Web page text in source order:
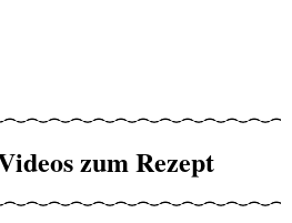
zum Rezept